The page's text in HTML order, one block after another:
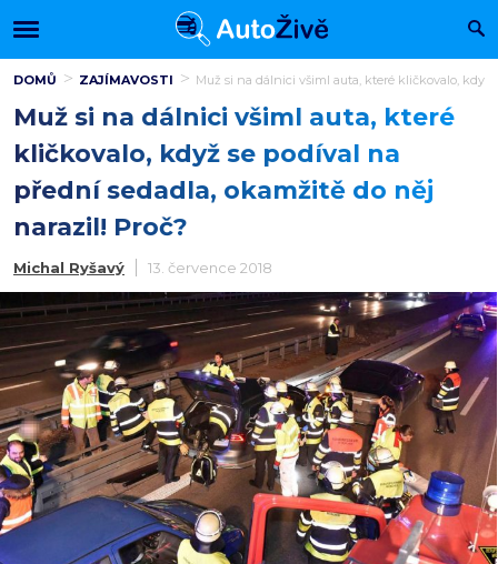
DOMŮ ZAJÍMAVOSTI Muž si na dálnici všiml auta, které kličkovalo,
Muž si na dálnici všiml auta, které
kličkovalo, když se podíval na
přední sedadla, okamžitě do něj
narazil! Proč?
Michal Ryšavý 13. července 2018